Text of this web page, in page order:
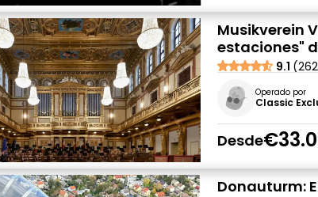
Musikverein
estaciones"
9.1
Operado por
Classic
Desde
Donauturm: